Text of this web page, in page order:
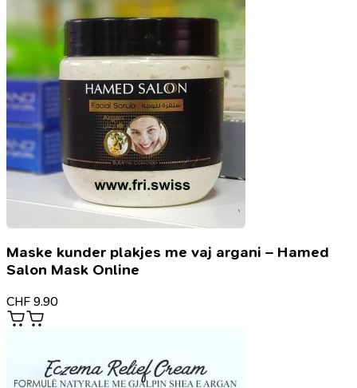
Maske kunder plakjes me vaj argani – Hamed
Salon Mask Online
CHF 9.90